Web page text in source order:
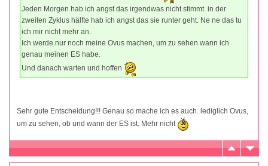
Jeden Morgen hab ich angst das irgendwas nicht stimmt. in der
zweiten Zyklus hälfte hab ich angst das sie runter geht. Ne ne das tu
ich mir nicht mehr an.
Ich werde nur noch meine Ovus machen, um zu sehen wann ich
genau meinen ES habe.
Und danach warten und hoffen
Sehr gute Entscheidung!!! Genau so mache ich es auch. lediglich Ovus,
um zu sehen, ob und wann der ES ist. Mehr nicht